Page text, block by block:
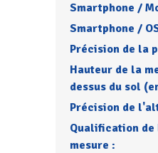
Smartphone /
Smartphone /
Précision de la
Hauteur de la
dessus du sol
Précision de
Qualification de
mesure :